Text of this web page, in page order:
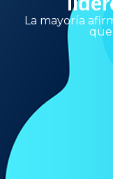
La mayoría
que